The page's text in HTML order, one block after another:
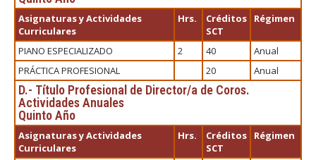
Asignaturas y Actividades
Curriculares
Hrs.
Créditos
SCT
Régimen
PIANO ESPECIALIZADO 2 40
Anual
PRÁCTICA PROFESIONAL
20 Anual
D.- Título Profesional de Director/a de Coros.
Actividades Anuales
Quinto Año
Asignaturas y Actividades
Curriculares
Hrs.
Créditos
SCT
Régimen